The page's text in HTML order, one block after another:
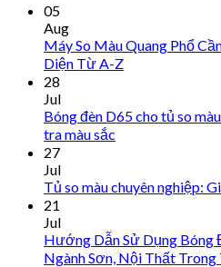
05
Aug
Máy So Màu Quang Phổ
Diện Từ A-Z
28
Jul
Bóng đèn D65 cho tủ so
tra màu sắc
27
Jul
Tủ so màu chuyên nghiệp:
21
Jul
Hướng Dẫn Sử Dụng Bóng
Ngành Sơn, Nội Thất